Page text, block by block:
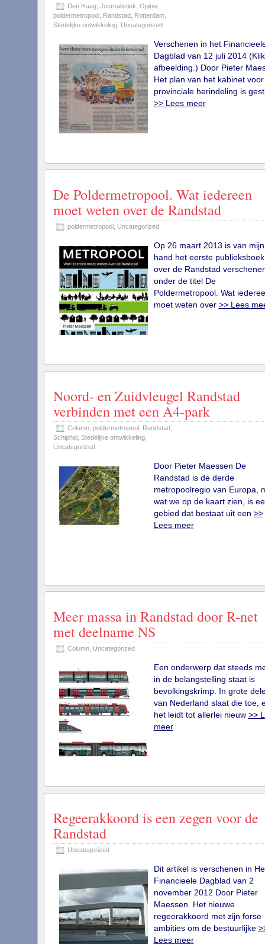
Den Haag, Journalistiek Opinie,
poldermetropool, Randstad, Rotterdam,
Stedelijke ontwikkeling, Uncategorized
Verschenen in het
Dagblad van 12 juli 2014
afbeelding.) Door Pieter
Het plan van het kabinet voor
provinciale herindeling is
>> Lees meer
De Poldermetropool. Wat iedereen
moet weten over de Randstad
poldermetropool, Uncategorized
Op 26 maart 2013 is van mijn
hand het eerste publieksboek
over de Randstad
onder de titel De
Poldermetropool. Wat
moet weten over >> Lees
Noord- en Zuidvleugel Randstad
verbinden met een A4-park
Column, poldermetropool, Randstad,
Schiphol, Stedelijke ontwikkeling,
Uncategorized
Door Pieter Maessen De
Randstad is de derde
metropoolregio van Europa,
wat we op de kaart zien, is
gebied dat bestaat uit een >>
Lees meer
Meer massa in Randstad door R-net
met deelname NS
Column, Uncategorized
Een onderwerp dat steeds
in de belangstelling staat is
bevolkingskrimp. In grote
van Nederland slaat die toe,
het leidt tot allerlei nieuw >>
meer
Regeerakkoord is een zegen voor de
Randstad
Uncategorized
Dit artikel is verschenen in
Financieele Dagblad van 2
november 2012 Door Pieter
Maessen Het nieuwe
regeerakkoord met zijn forse
ambities om de bestuurlijke
Lees meer